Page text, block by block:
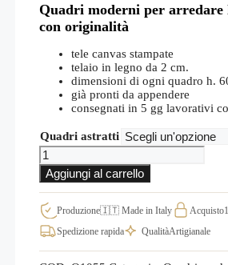
prezzo:
da
€16,00
a
€60,00
Quadri moderni per arredare
con originalità
tele canvas stampate
telaio in legno da 2 cm.
dimensioni di ogni quadro h.
già pronti da appendere
consegnati in 5 gg lavorativi
Quadri astratti
Quadri
su
tela
paesaggi
astratti,
decorazioni
murali
Aggiungi al carrello
Produzione🇮🇹 Made in Italy Acquisto
Spedizione rapida
QualitàArtigianale